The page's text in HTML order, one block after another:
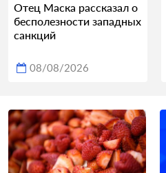
Отец Маска рассказал о
бесполезности западных
санкций
08/08/2026